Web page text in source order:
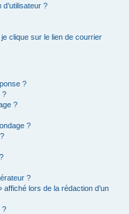
?
clique sur le lien de courrier
?
?
?
?
?
lors de la rédaction d’un
?